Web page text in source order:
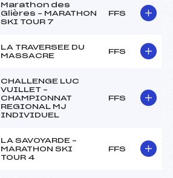
Marathon des
Glières – MARATHON
SKI TOUR 7
FFS
LA TRAVERSEE DU
MASSACRE
FFS
CHALLENGE LUC
VUILLET –
CHAMPIONNAT
REGIONAL MJ
INDIVIDUEL
FFS
LA SAVOYARDE –
MARATHON SKI
TOUR 4
FFS